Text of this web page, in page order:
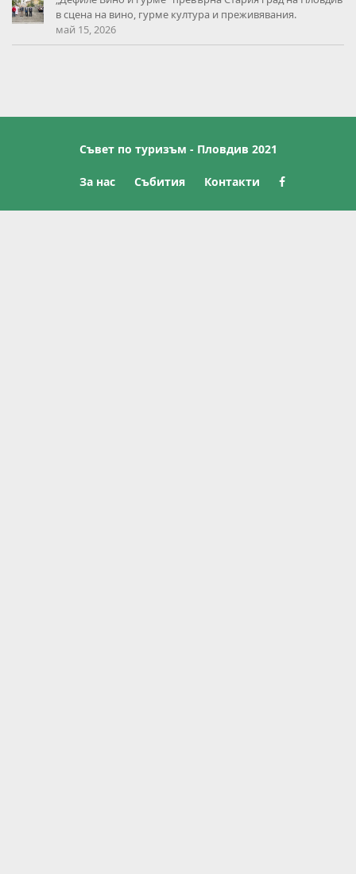
в сцена на вино, гурме култура и преживявания.
май 15, 2026
Съвет по туризъм - Пловдив 2021
За нас Събития Контакти